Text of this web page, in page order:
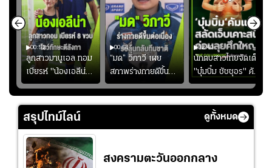
00:52
ลูกสาวมานูเอล ทอม
เบียรห์ "น้องเอลีน่า"
วัย 8 ขวบ โชว์ตี
ลังกาสุดพริ้ว
00:51
“มด” วิภาวี เผย
สภาพร่างกายดีขึ้น
อย่างต่อเนื่อง พร้อม
พยายามลงสนามให้
02:40
นักตบสาวไทยจัดเต็ม
"บุ๋มบิ๋ม ชัชชุอร" คัม
แบ็ก ศึก" SEA V
CUP 2026" เลก
สอง!!
สรุปไทม์ไลน์ ดูทั้งหมด
สงครามตะวันออกกลาง